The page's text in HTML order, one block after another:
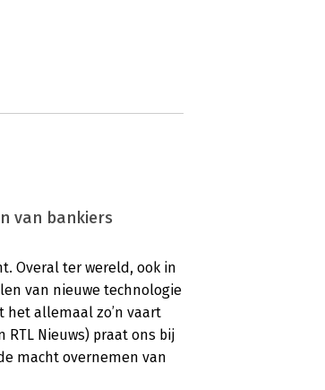
van bankiers
Overal ter wereld, ook in
van nieuwe technologie
het allemaal zo’n vaart
RTL Nieuws) praat ons bij
macht overnemen van